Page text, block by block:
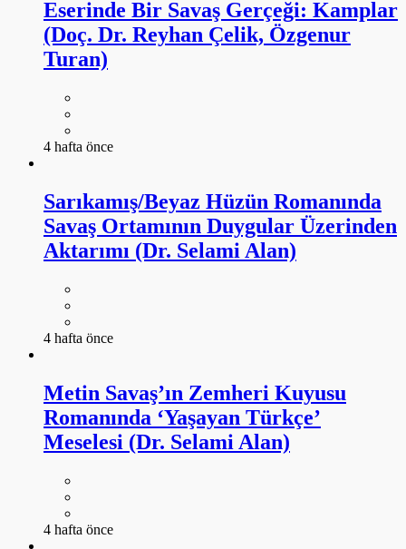
Eserinde Bir Savaş Gerçeği: Kamplar
(Doç. Dr. Reyhan Çelik, Özgenur
Turan)
4 hafta önce
Sarıkamış/Beyaz Hüzün Romanında
Savaş Ortamının Duygular Üzerinden
Aktarımı (Dr. Selami Alan)
4 hafta önce
Metin Savaş’ın Zemheri Kuyusu
Romanında ‘Yaşayan Türkçe’
Meselesi (Dr. Selami Alan)
4 hafta önce